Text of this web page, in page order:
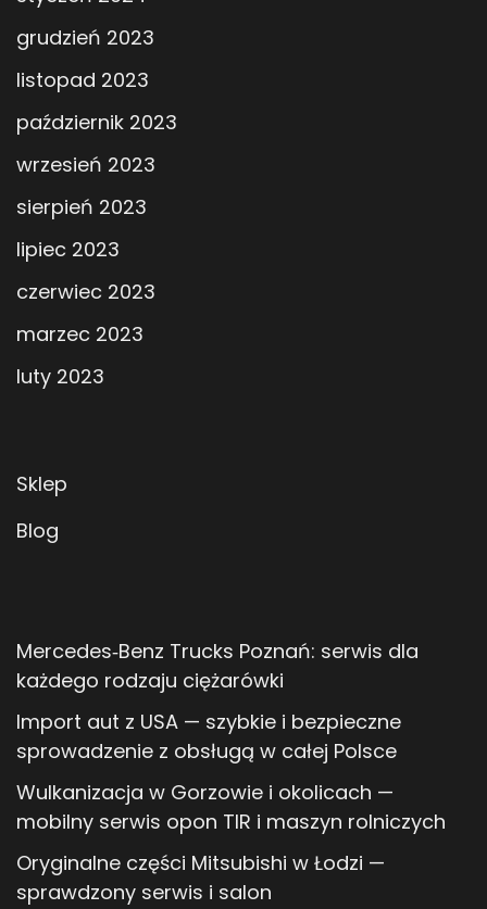
grudzień 2023
listopad 2023
październik 2023
wrzesień 2023
sierpień 2023
lipiec 2023
czerwiec 2023
marzec 2023
luty 2023
Sklep
Blog
Mercedes‑Benz Trucks Poznań: serwis dla
każdego rodzaju ciężarówki
Import aut z USA — szybkie i bezpieczne
sprowadzenie z obsługą w całej Polsce
Wulkanizacja w Gorzowie i okolicach —
mobilny serwis opon TIR i maszyn rolniczych
Oryginalne części Mitsubishi w Łodzi —
sprawdzony serwis i salon